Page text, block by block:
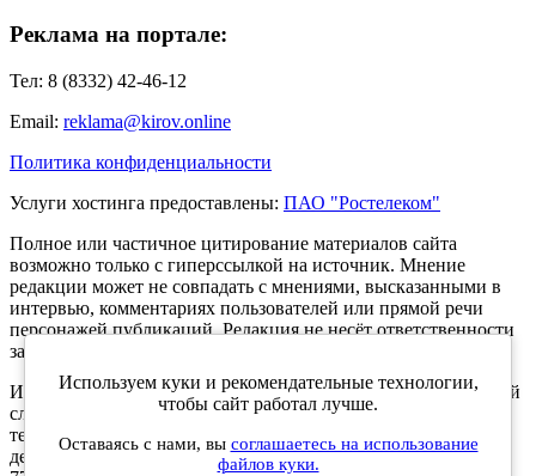
Реклама на портале:
Тел: 8 (8332) 42-46-12
Email: reklama@kirov.online
Политика конфиденциальности
Услуги хостинга предоставлены: ПАО "Ростелеком"
Полное или частичное цитирование материалов сайта
возможно только с гиперссылкой на источник. Мнение
редакции может не совпадать с мнениями, высказанными в
интервью, комментариях пользователей или прямой речи
персонажей публикаций. Редакция не несёт ответственности
за текст комментариев читателей.
Интернет-портал Kirov.online зарегистрирован в Федеральной
службе по надзору в сфере связи, информационных
технологий и массовых коммуникаций (Роскомнадзор) 5
декабря 2019 года. Регистрационный номер ЭЛ № ФС 77 -
Используем куки и рекомендательные технологии,
чтобы сайт работал лучше.
Оставаясь с нами, вы соглашаетесь на использование
файлов куки.